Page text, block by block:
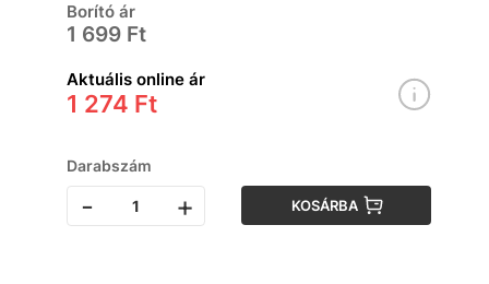
Borító ár
1 699 Ft
Aktuális online ár
1 274 Ft
Darabszám
- + KOSÁRBA